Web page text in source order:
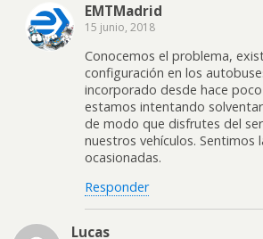
EMTMadrid
15 junio, 2018
Conocemos el problema,
configuración en los
incorporado desde hace
estamos intentando
de modo que disfrutes del
nuestros vehículos. Sentimos
ocasionadas.
Responder
Lucas